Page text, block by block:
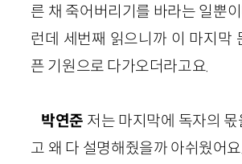
른 채 죽어버리기를 바라는 일뿐
런데 세번째 읽으니까 이 마지막
픈 기원으로 다가오더라고요.
박연준 저는 마지막에 독자의
고 왜 다 설명해줬을까 아쉬웠어